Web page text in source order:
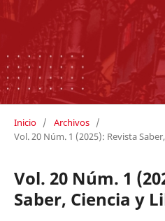
Inicio / Archivos /
Vol. 20 Núm. 1 (2025): Revista
Vol. 20 Núm. 1
Saber, Ciencia y